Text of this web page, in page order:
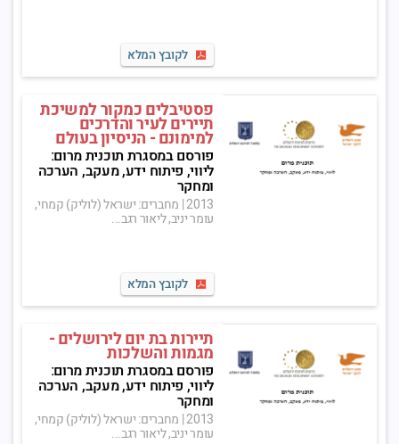
לקובץ המלא
פסטיבלים כמקור למשיכת
תיירים לעיר והדרכים
למימונם - הניסיון בעולם
פורסם במסגרת תוכנית מרום:
ליווי, פיתוח ידע, מעקב, הערכה
ומחקר
2013
| מחברים: ישראל (לוליק) קמחי,
עומר יניב, ליאור רגב...
לקובץ המלא
תיירות בת יום לירושלים -
מגמות והשלכות
פורסם במסגרת תוכנית מרום:
ליווי, פיתוח ידע, מעקב, הערכה
ומחקר
2013
| מחברים: ישראל (לוליק) קמחי,
עומר יניב, ליאור רגב...